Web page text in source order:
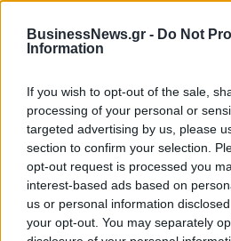
BusinessNews.gr - Do Not
Information
If you wish to opt-out of the sale,
processing of your personal or
targeted advertising by us, please
section to confirm your selection.
opt-out request is processed you
interest-based ads based on
us or personal information
your opt-out. You may separately
ΡΟΗ ΕΙΔΗΣΕΩΝ
Bank of America: Το τελικό
Κυπέλλου 2026
07/08/2026 - 10:16 ΟΙΚΟΝΟΜΙΑ
Χρ. Δήμας: «Προχωρούν τα
του ΒΟΑΚ»
07/08/2026 - 09:50 ΠΟΛΙΤΙΚΗ